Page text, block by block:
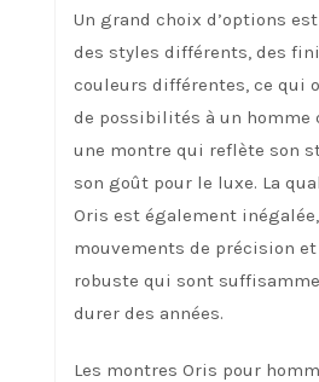
Un grand choix d’options
des styles différents, des
couleurs différentes, ce qui
de possibilités à un homme
une montre qui reflète son
son goût pour le luxe. La
Oris est également
mouvements de précision
robuste qui sont
durer des années.
Les montres Oris pour